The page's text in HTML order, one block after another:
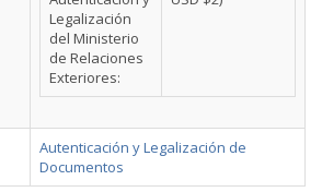
Legalización
del Ministerio
de Relaciones
Exteriores:
Autenticación y Legalización de
Documentos